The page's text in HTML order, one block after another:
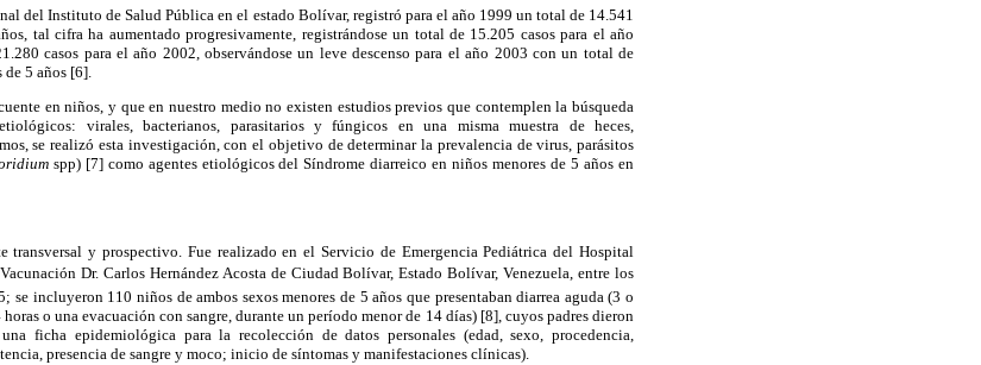
del Instituto de Salud Pública en el estado Bolívar, registró para el año 1999 un total de 14.541
tal cifra ha aumentado progresivamente, registrándose un total de 15.205 casos para el año
casos para el año 2002, observándose un leve descenso para el año 2003 con un total de
5 años [6].
en niños, y que en nuestro medio no existen estudios previos que contemplen la búsqueda
virales, bacterianos, parasitarios y fúngicos en una misma muestra de heces,
se realizó esta investigación, con el objetivo de determinar la prevalencia de virus, parásitos
spp)[7]como agentes etiológicos del Síndrome diarreico en niños menores de 5 años en
transversal y prospectivo. Fue realizado en el Servicio de Emergencia Pediátrica del Hospital
Dr. Carlos Hernández Acosta de Ciudad Bolívar, Estado Bolívar, Venezuela, entre los
se incluyeron 110 niños de ambos sexos menores de 5 años que presentaban diarrea aguda (3 o
o una evacuación con sangre, durante un período menor de 14 días) [8], cuyos padres dieron
ficha epidemiológica para la recolección de datos personales (edad, sexo, procedencia,
presencia de sangre y moco; inicio de síntomas y manifestaciones clínicas).